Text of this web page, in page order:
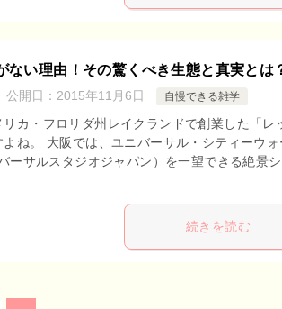
ない理由！その驚くべき生態と真実とは
公開日： 2015年11月6日 自慢できる雑学
カ・フロリダ州レイクランドで創業した「レ
ね。 大阪では、ユニバーサル・シティーウォ
ーサルスタジオジャパン）を一望できる絶景
続きを読む